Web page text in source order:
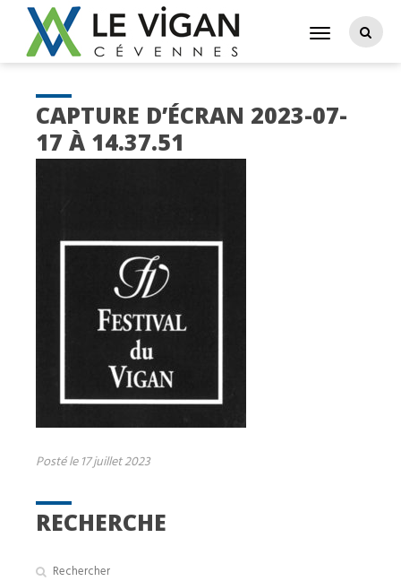
RECHERCHE
CAPTURE D’ÉCRAN 2023-07-
17 À 14.37.51
Posté le 17 juillet 2023